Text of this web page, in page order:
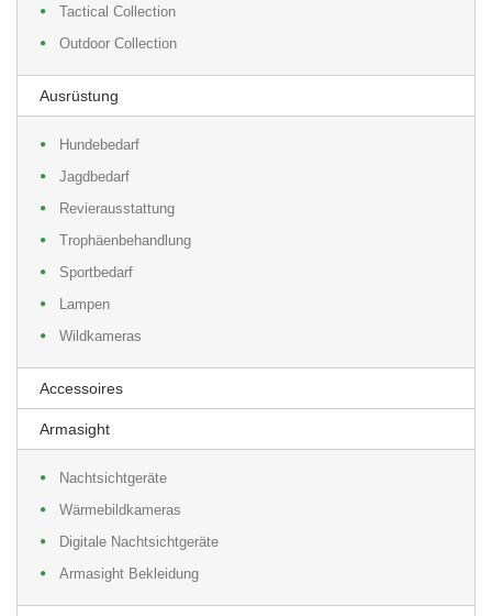
Tactical Collection
Outdoor Collection
Ausrüstung
Hundebedarf
Jagdbedarf
Revierausstattung
Trophäenbehandlung
Sportbedarf
Lampen
Wildkameras
Accessoires
Armasight
Nachtsichtgeräte
Wärmebildkameras
Digitale Nachtsichtgeräte
Armasight Bekleidung